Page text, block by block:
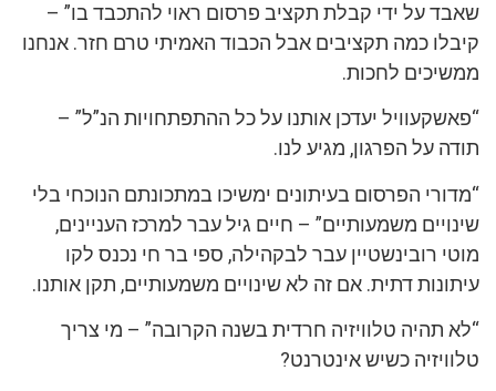
שאבד על ידי קבלת תקציב פרסום ראוי להתכבד בו” –
קיבלו כמה תקציבים אבל הכבוד האמיתי טרם חזר. אנחנו
ממשיכים לחכות.
“פאשקעוויל יעדכן אותנו על כל ההתפתחויות הנ”ל” –
תודה על הפרגון, מגיע לנו.
“מדורי הפרסום בעיתונים ימשיכו במתכונתם הנוכחי בלי
שינויים משמעותיים” – חיים גיל עבר למרכז העניינים,
מוטי רובינשטיין עבר לבקהילה, ספי בר חי נכנס לקו
עיתונות דתית. אם זה לא שינויים משמעותיים, תקן אותנו.
“לא תהיה טלוויזיה חרדית בשנה הקרובה” – מי צריך
טלוויזיה כשיש אינטרנט?